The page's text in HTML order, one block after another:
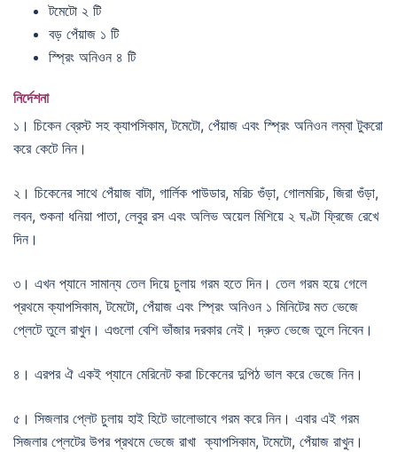
টমেটো ২ টি
বড় পেঁয়াজ ১ টি
স্প্রিং অনিওন ৪ টি
নির্দেশনা
১। চিকেন ব্রেস্ট সহ ক্যাপসিকাম, টমেটো, পেঁয়াজ এবং স্প্রিং অনিওন লম্বা টুকরো
করে কেটে নিন।
২। চিকেনের সাথে পেঁয়াজ বাটা, গার্লিক পাউডার, মরিচ গুঁড়া, গোলমরিচ, জিরা গুঁড়া,
লবন, শুকনা ধনিয়া পাতা, লেবুর রস এবং অলিভ অয়েল মিশিয়ে ২ ঘণ্টা ফ্রিজে রেখে
দিন।
৩। এখন প্যানে সামান্য তেল দিয়ে চুলায় গরম হতে দিন। তেল গরম হয়ে গেলে
প্রথমে ক্যাপসিকাম, টমেটো, পেঁয়াজ এবং স্প্রিং অনিওন ১ মিনিটের মত ভেজে
প্লেটে তুলে রাখুন। এগুলো বেশি ভাঁজার দরকার নেই। দ্রুত ভেজে তুলে নিবেন।
৪। এরপর ঐ একই প্যানে মেরিনেট করা চিকেনের দুপিঠ ভাল করে ভেজে নিন।
৫। সিজলার প্লেট চুলায় হাই হিটে ভালোভাবে গরম করে নিন। এবার এই গরম
সিজলার প্লেটের উপর প্রথমে ভেজে রাখা ক্যাপসিকাম, টমেটো, পেঁয়াজ রাখুন।